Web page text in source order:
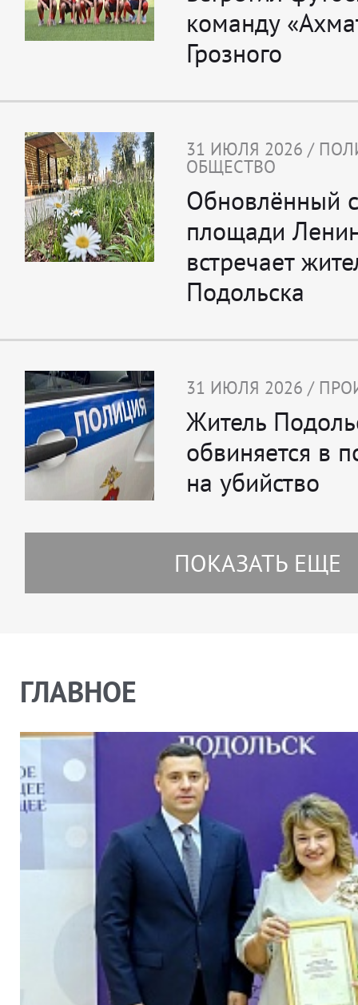
команду
Грозного
31 ИЮЛЯ 2026 /
ОБЩЕСТВО
Обновлённый
площади
встречает
Подольска
31 ИЮЛЯ 2026 /
Житель
обвиняется в
на убийство
ПОКАЗАТЬ ЕЩЕ
ГЛАВНОЕ